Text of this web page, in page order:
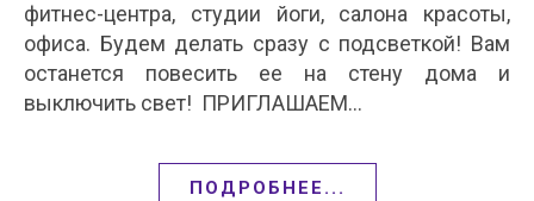
фитнес-центра, студии йоги, салона красоты,
офиса. Будем делать сразу с подсветкой! Вам
останется повесить ее на стену дома и
выключить свет! ПРИГЛАШАЕМ…
ПОДРОБНЕЕ...